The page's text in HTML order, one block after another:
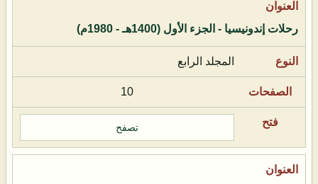
رحلات إندونيسيا - الجزء الأول (1400هـ - 1980م)
المجلد الرابع
10
تصفح